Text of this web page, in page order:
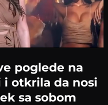
poglede na
otkrila da nosi
sa sobom